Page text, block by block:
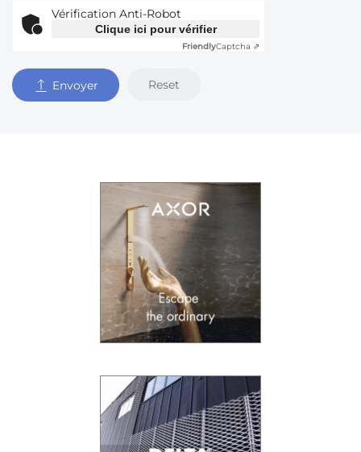
Vérification Anti-Robot
Clique ici pour vérifier
FriendlyCaptcha ⇗
Envoyer Reset